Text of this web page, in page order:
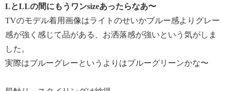
LとLLの間にもうワンsizeあったらなあ〜
TVのモデル着用画像はライトのせいかブルー感よりグレー
感が強く感じて品がある、お洒落感が強いという気がしま
した。
実際はブルーグレーというよりはブルーグリーンかな〜